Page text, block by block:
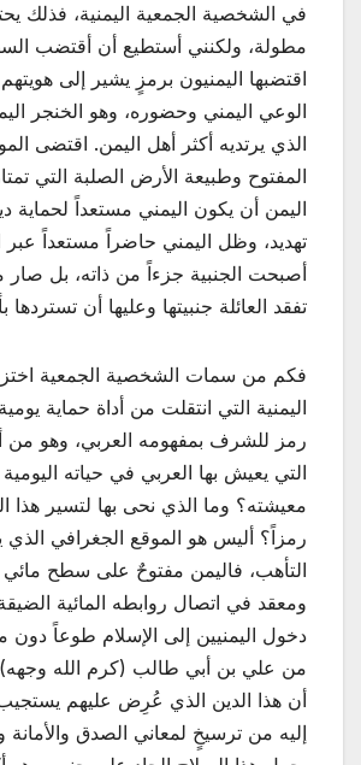
في الشخصية الجمعية اليمنية، فذلك
مطولة، ولكنني أستطيع أن أقتضب
اقتضبها اليمنيون برمزٍ يشير إلى
الوعي اليمني وحضوره، وهو الخنجر
الذي يرتديه أكثر أهل اليمن. اقتضى
المفتوح وطبيعة الأرض الصلبة التي
اليمن أن يكون اليمني مستعداً لحماية
تهديد، وظل اليمني حاضراً مستعداً عبر
أصبحت الجنبية جزءاً من ذاته، بل صار
تفقد العائلة جنبيتها وعليها أن
فكم من سمات الشخصية الجمعية
اليمنية التي انتقلت من أداة حماية
رمز للشرف بمفهومه العربي، وهو من
التي يعيش بها العربي في حياته
معيشته؟ وما الذي نحى بها لتسير هذا
رمزاً؟ أليس هو الموقع الجغرافي
التأهب، فاليمن مفتوحٌ على سطح
ومعقد في اتصال روابطه المائية
دخول اليمنيين إلى الإسلام طوعاً دون
من علي بن أبي طالب (كرم الله وجهه)
أن هذا الدين الذي عُرِض عليهم
إليه من ترسيخٍ لمعاني الصدق والأمانة